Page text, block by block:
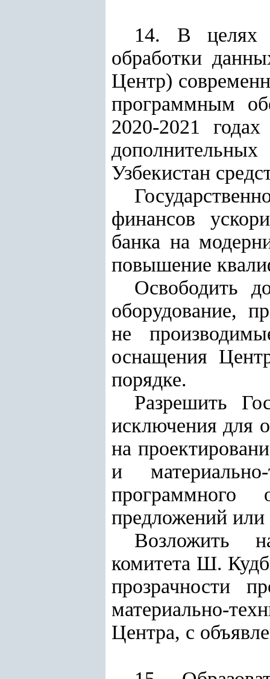
14. В целях
обработки
Центр)
программным
2020-2021
Узбекистан
финансов
банка на
повышение
Освободить
оборудование,
не
оснащения
порядке.
Разрешить
исключения для
на
и
программного
предложений или
Возложить
комитета Ш.
прозрачности
материально-
Центра, с